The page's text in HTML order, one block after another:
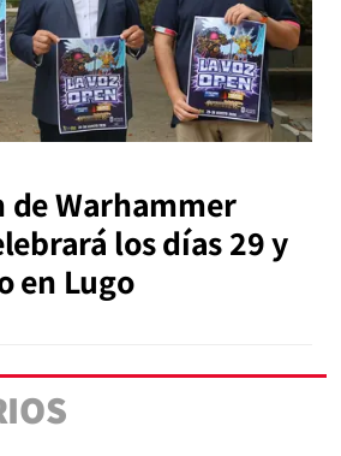
de Warhammer
los días 29 y
en Lugo